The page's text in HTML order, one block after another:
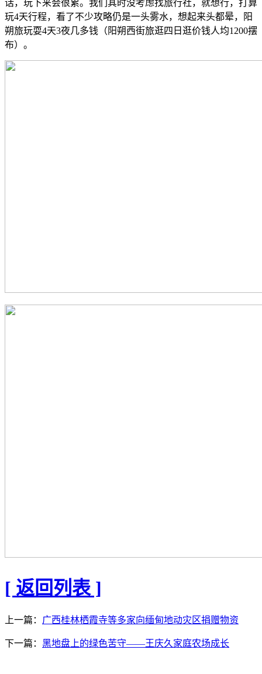
话，玩下来会很累。我们其时没考虑找旅行社，就想行，打算
玩4天行程，看了不少攻略仍是一头雾水，想起来头都晕，阳
朔旅玩耍4天3夜几多钱（阳朔西街旅逛四日逛价钱人均1200摆
布）。
[ 返回列表 ]
上一篇： 广西桂林栖霞寺等多家向缅甸地动灾区捐赠物资
下一篇： 黑地盘上的绿色苦守——王庆久家庭农场成长